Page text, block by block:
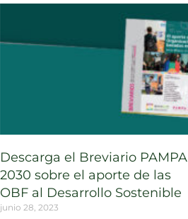
Descarga el Breviario PAMPA
2030 sobre el aporte de las
OBF al Desarrollo Sostenible
junio 28, 2023